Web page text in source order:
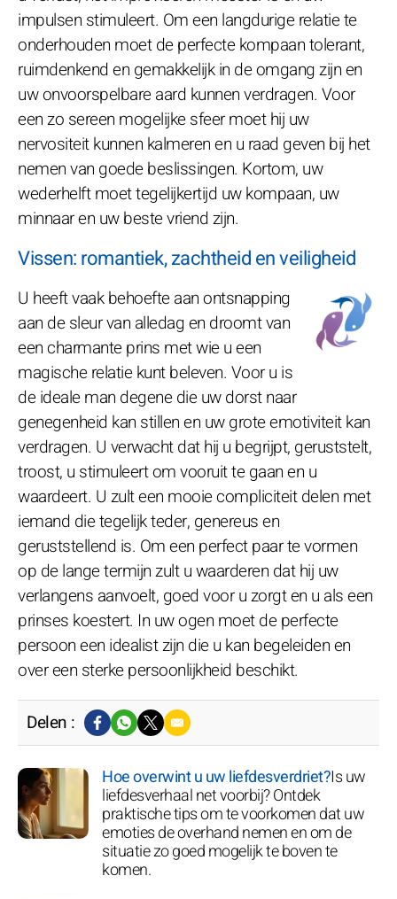
impulsen stimuleert. Om een langdurige relatie te
onderhouden moet de perfecte kompaan tolerant,
ruimdenkend en gemakkelijk in de omgang zijn en
uw onvoorspelbare aard kunnen verdragen. Voor
een zo sereen mogelijke sfeer moet hij uw
nervositeit kunnen kalmeren en u raad geven bij het
nemen van goede beslissingen. Kortom, uw
wederhelft moet tegelijkertijd uw kompaan, uw
minnaar en uw beste vriend zijn.
Vissen: romantiek, zachtheid en veiligheid
U heeft vaak behoefte aan ontsnapping
aan de sleur van alledag en droomt van
een charmante prins met wie u een
magische relatie kunt beleven. Voor u is
de ideale man degene die uw dorst naar
genegenheid kan stillen en uw grote emotiviteit kan
verdragen. U verwacht dat hij u begrijpt, geruststelt,
troost, u stimuleert om vooruit te gaan en u
waardeert. U zult een mooie compliciteit delen met
iemand die tegelijk teder, genereus en
geruststellend is. Om een perfect paar te vormen
op de lange termijn zult u waarderen dat hij uw
verlangens aanvoelt, goed voor u zorgt en u als een
prinses koestert. In uw ogen moet de perfecte
persoon een idealist zijn die u kan begeleiden en
over een sterke persoonlijkheid beschikt.
Delen :
Hoe overwint u uw liefdesverdriet?Is uw
liefdesverhaal net voorbij? Ontdek
praktische tips om te voorkomen dat uw
emoties de overhand nemen en om de
situatie zo goed mogelijk te boven te
komen.